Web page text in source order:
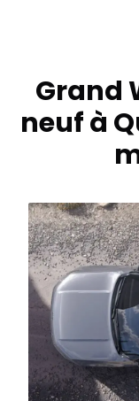
Grand
neuf à